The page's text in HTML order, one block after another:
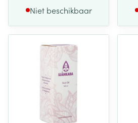
Niet beschikbaar